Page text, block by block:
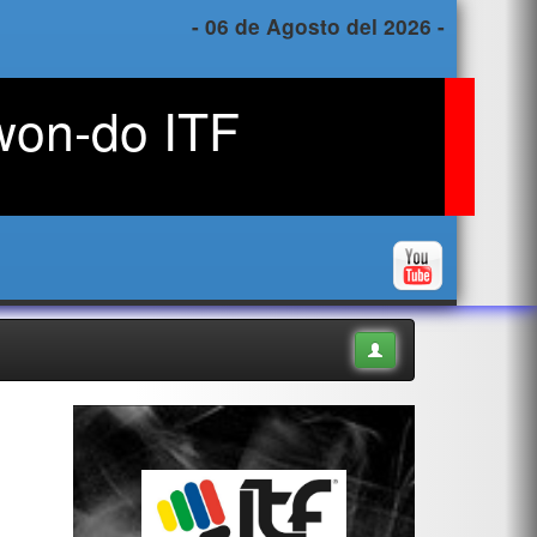
- 06 de Agosto del 2026 -
do ITF